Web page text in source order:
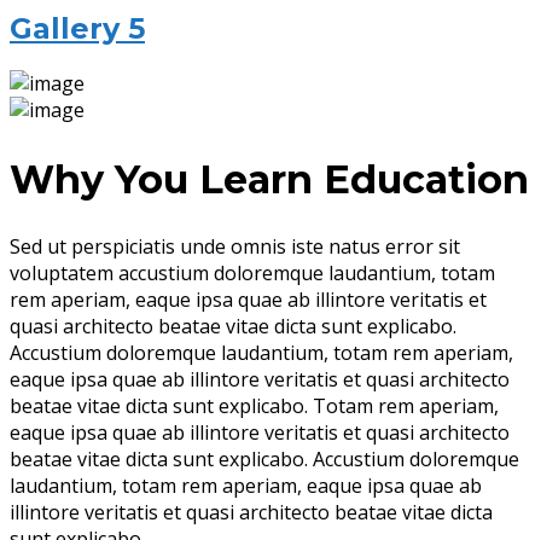
Gallery 5
Why You Learn Education
Sed ut perspiciatis unde omnis iste natus error sit
voluptatem accustium doloremque laudantium, totam
rem aperiam, eaque ipsa quae ab illintore veritatis et
quasi architecto beatae vitae dicta sunt explicabo.
Accustium doloremque laudantium, totam rem aperiam,
eaque ipsa quae ab illintore veritatis et quasi architecto
beatae vitae dicta sunt explicabo. Totam rem aperiam,
eaque ipsa quae ab illintore veritatis et quasi architecto
beatae vitae dicta sunt explicabo. Accustium doloremque
laudantium, totam rem aperiam, eaque ipsa quae ab
illintore veritatis et quasi architecto beatae vitae dicta